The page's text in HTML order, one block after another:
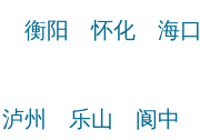
衡阳 怀化 海口
泸州 乐山 阆中